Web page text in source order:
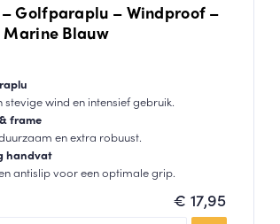
– Golfparaplu – Windproof –
Marine Blauw
€ 17,95
stevige wind en intensief gebruik.
frame
en extra robuust.
handvat
antislip voor een optimale grip.